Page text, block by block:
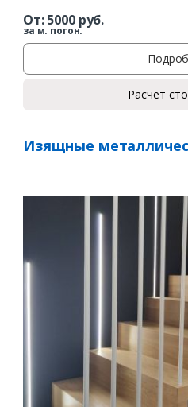
От:5000руб.
за м. погон.
Расчет
Изящные